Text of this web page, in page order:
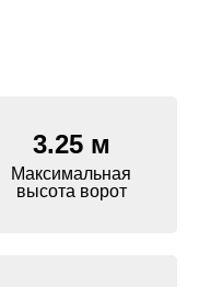
3.25 м
Максимальная
высота ворот